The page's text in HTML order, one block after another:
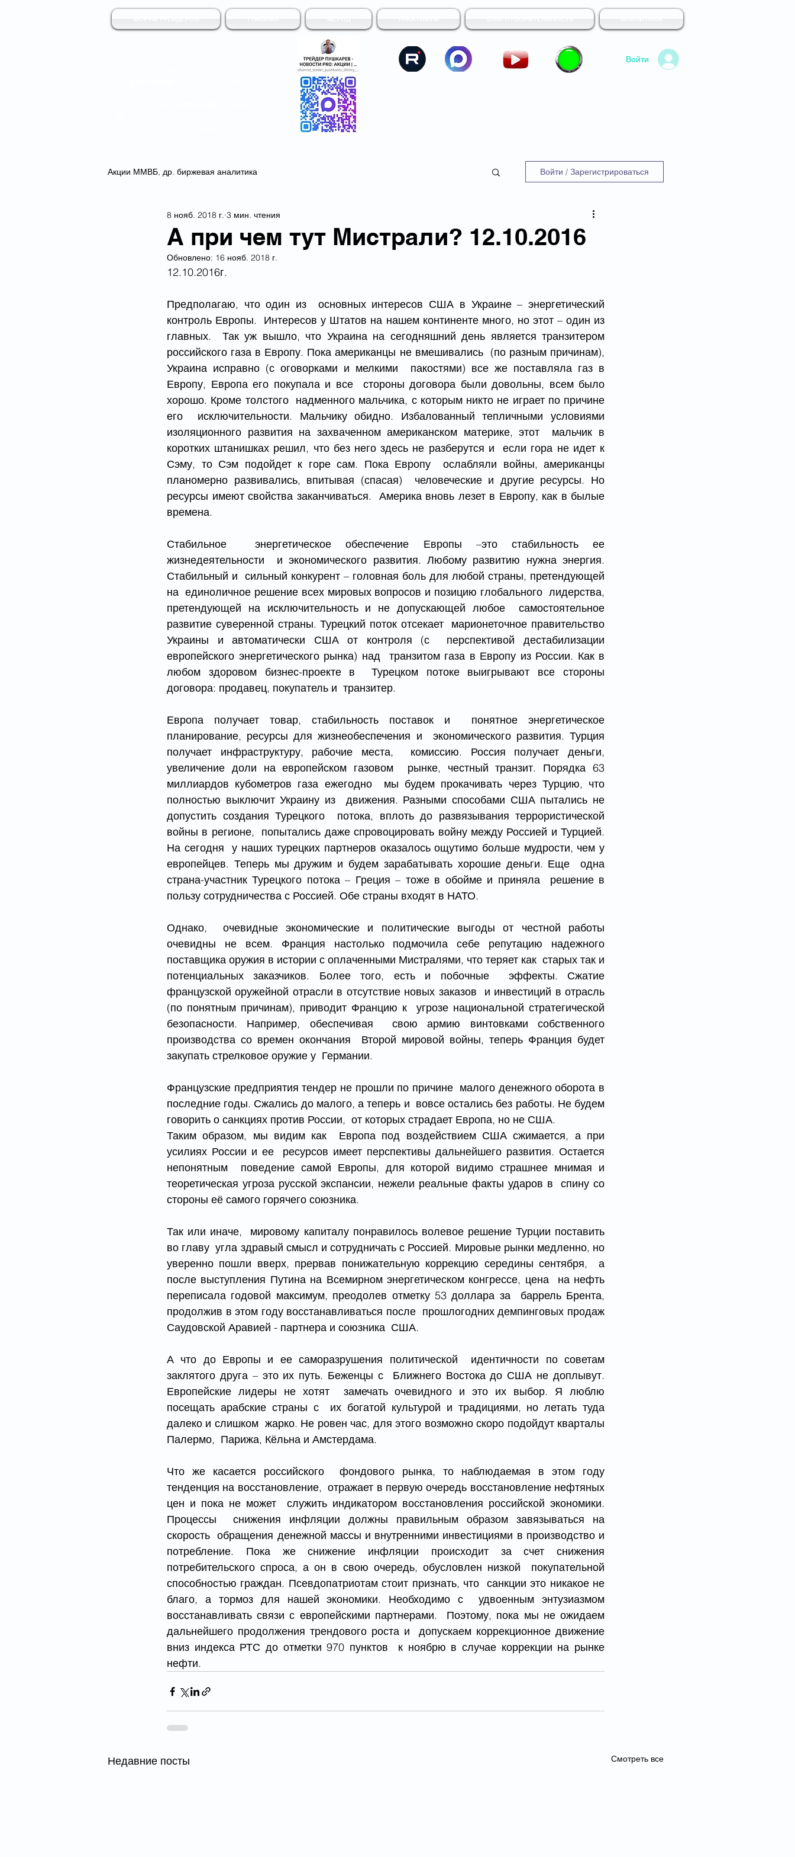
Войти
Акции ММВБ, др. биржевая аналитика Войти / Зарегистрироваться
А при чем тут Мистрали? 12.10.2016
8 нояб. 2018 г. 3 мин. чтения
Обновлено: 16 нояб. 2018 г.
12.10.2016г.
Предполагаю, что один из  основных интересов США в Украине – энергетический
контроль Европы.  Интересов у Штатов на нашем континенте много, но этот – один из
главных.  Так уж вышло, что Украина на сегодняшний день является транзитером
российского газа в Европу. Пока американцы не вмешивались  (по разным причинам),
Украина исправно (с оговорками и мелкими  пакостями) все же поставляла газ в
Европу, Европа его покупала и все  стороны договора были довольны, всем было
хорошо. Кроме толстого  надменного мальчика, с которым никто не играет по причине
его  исключительности. Мальчику обидно. Избалованный тепличными условиями
изоляционного развития на захваченном американском материке, этот  мальчик в
коротких штанишках решил, что без него здесь не разберутся и  если гора не идет к
Сэму, то Сэм подойдет к горе сам. Пока Европу  ослабляли войны, американцы
планомерно развивались, впитывая (спасая)  человеческие и другие ресурсы. Но
ресурсы имеют свойства заканчиваться.  Америка вновь лезет в Европу, как в былые
времена.
Стабильное  энергетическое обеспечение Европы –это стабильность ее
жизнедеятельности  и экономического развития. Любому развитию нужна энергия.
Стабильный и  сильный конкурент – головная боль для любой страны, претендующей
на  единоличное решение всех мировых вопросов и позицию глобального  лидерства,
претендующей на исключительность и не допускающей любое  самостоятельное
развитие суверенной страны. Турецкий поток отсекает  марионеточное правительство
Украины и автоматически США от контроля (с  перспективой дестабилизации
европейского энергетического рынка) над  транзитом газа в Европу из России. Как в
любом здоровом бизнес-проекте в  Турецком потоке выигрывают все стороны
договора: продавец, покупатель и  транзитер.
Европа получает товар, стабильность поставок и  понятное энергетическое
планирование, ресурсы для жизнеобеспечения и  экономического развития. Турция
получает инфраструктуру, рабочие места,  комиссию. Россия получает деньги,
увеличение доли на европейском газовом  рынке, честный транзит. Порядка 63
миллиардов кубометров газа ежегодно  мы будем прокачивать через Турцию, что
полностью выключит Украину из  движения. Разными способами США пытались не
допустить создания Турецкого  потока, вплоть до развязывания террористической
войны в регионе,  попытались даже спровоцировать войну между Россией и Турцией.
На сегодня  у наших турецких партнеров оказалось ощутимо больше мудрости, чем у
европейцев. Теперь мы дружим и будем зарабатывать хорошие деньги. Еще  одна
страна-участник Турецкого потока – Греция – тоже в обойме и приняла  решение в
пользу сотрудничества с Россией. Обе страны входят в НАТО.
Однако,  очевидные экономические и политические выгоды от честной работы
очевидны не всем. Франция настолько подмочила себе репутацию надежного
поставщика оружия в истории с оплаченными Мистралями, что теряет как  старых так и
потенциальных заказчиков. Более того, есть и побочные  эффекты. Сжатие
французской оружейной отрасли в отсутствие новых заказов  и инвестиций в отрасль
(по понятным причинам), приводит Францию к  угрозе национальной стратегической
безопасности. Например, обеспечивая  свою армию винтовками собственного
производства со времен окончания  Второй мировой войны, теперь Франция будет
закупать стрелковое оружие у  Германии.
Французские предприятия тендер не прошли по причине  малого денежного оборота в
последние годы. Сжались до малого, а теперь и  вовсе остались без работы. Не будем
говорить о санкциях против России,  от которых страдает Европа, но не США.
Таким образом, мы видим как  Европа под воздействием США сжимается, а при
усилиях России и ее  ресурсов имеет перспективы дальнейшего развития. Остается
непонятным  поведение самой Европы, для которой видимо страшнее мнимая и
теоретическая угроза русской экспансии, нежели реальные факты ударов в  спину со
стороны её самого горячего союзника.
Так или иначе,  мировому капиталу понравилось волевое решение Турции поставить
во главу  угла здравый смысл и сотрудничать с Россией. Мировые рынки медленно, но
уверенно пошли вверх, прервав понижательную коррекцию середины сентября,  а
после выступления Путина на Всемирном энергетическом конгрессе, цена  на нефть
переписала годовой максимум, преодолев отметку 53 доллара за  баррель Брента,
продолжив в этом году восстанавливаться после  прошлогодних демпинговых продаж
Саудовской Аравией - партнера и союзника  США.
А что до Европы и ее саморазрушения политической  идентичности по советам
заклятого друга – это их путь. Беженцы с  Ближнего Востока до США не доплывут.
Европейские лидеры не хотят  замечать очевидного и это их выбор. Я люблю
посещать арабские страны с  их богатой культурой и традициями, но летать туда
далеко и слишком  жарко. Не ровен час, для этого возможно скоро подойдут кварталы
Палермо,  Парижа, Кёльна и Амстердама.
Что же касается российского  фондового рынка, то наблюдаемая в этом году
тенденция на восстановление,  отражает в первую очередь восстановление нефтяных
цен и пока не может  служить индикатором восстановления российской экономики.
Процессы  снижения инфляции должны правильным образом завязываться на
скорость  обращения денежной массы и внутренними инвестициями в производство и
потребление. Пока же снижение инфляции происходит за счет снижения
потребительского спроса, а он в свою очередь, обусловлен низкой  покупательной
способностью граждан. Псевдопатриотам стоит признать, что  санкции это никакое не
благо, а тормоз для нашей экономики. Необходимо с  удвоенным энтузиазмом
восстанавливать связи с европейскими партнерами.  Поэтому, пока мы не ожидаем
дальнейшего продолжения трендового роста и  допускаем коррекционное движение
вниз индекса РТС до отметки 970 пунктов  к ноябрю в случае коррекции на рынке
нефти.
Недавние посты Смотреть все